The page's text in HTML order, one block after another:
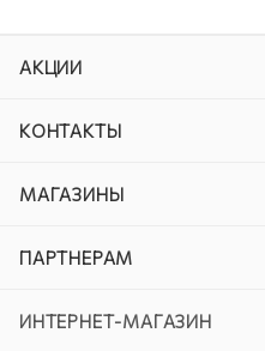
АКЦИИ
КОНТАКТЫ
МАГАЗИНЫ
ПАРТНЕРАМ
ИНТЕРНЕТ-МАГАЗИН